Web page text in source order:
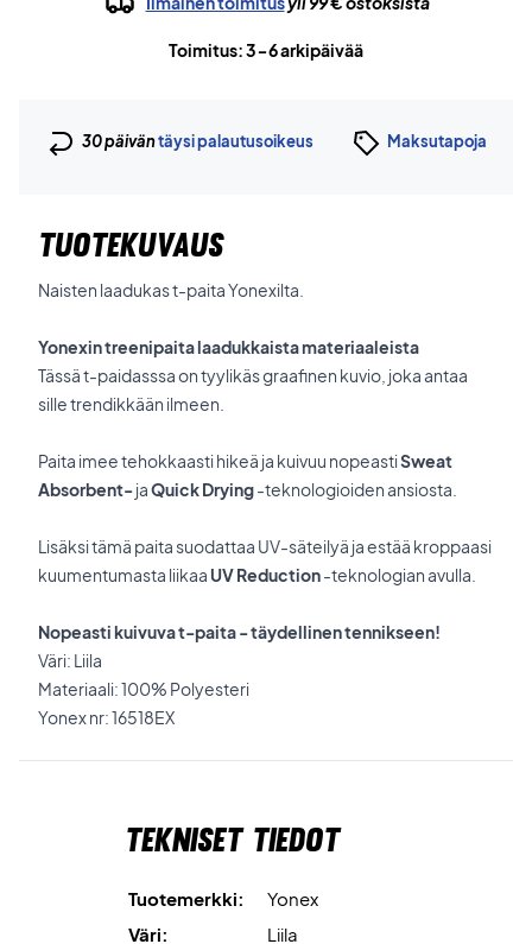
Toimitus: 3-6 arkipäivää
30 päiväntäysi palautusoikeus Maksutapoja
TUOTEKUVAUS
Naisten laadukas t-paita Yonexilta.
Yonexin treenipaita laadukkaista materiaaleista
Tässä t-paidasssa on tyylikäs graafinen kuvio, joka antaa
sille trendikkään ilmeen.
Paita imee tehokkaasti hikeä ja kuivuu nopeastiSweat
Absorbent-jaQuick Drying-teknologioiden ansiosta.
Lisäksi tämä paita suodattaa UV-säteilyä ja estää kroppaasi
kuumentumasta liikaa UV Reduction-teknologian avulla.
Nopeasti kuivuva t-paita - täydellinen tennikseen!
Väri: Liila
Materiaali: 100% Polyesteri
Yonex nr: 16518EX
Tekniset tiedot
Tuotemerkki:
Yonex
Väri:
Liila